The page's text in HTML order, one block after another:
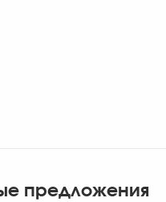
предложения